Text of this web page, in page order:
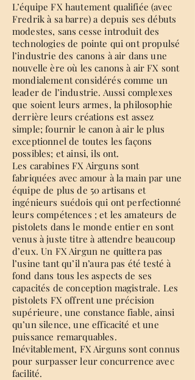
L’équipe FX hautement qualifiée (avec
Fredrik à sa barre) a depuis ses débuts
modestes, sans cesse introduit des
technologies de pointe qui ont propulsé
l’industrie des canons à air dans une
nouvelle ère où les canons à air FX sont
mondialement considérés comme un
leader de l’industrie. Aussi complexes
que soient leurs armes, la philosophie
derrière leurs créations est assez
simple; fournir le canon à air le plus
exceptionnel de toutes les façons
possibles; et ainsi, ils ont.
Les carabines FX Airguns sont
fabriquées avec amour à la main par une
équipe de plus de 50 artisans et
ingénieurs suédois qui ont perfectionné
leurs compétences ; et les amateurs de
pistolets dans le monde entier en sont
venus à juste titre à attendre beaucoup
d’eux. Un FX Airgun ne quittera pas
l’usine tant qu’il n’aura pas été testé à
fond dans tous les aspects de ses
capacités de conception magistrale. Les
pistolets FX offrent une précision
supérieure, une constance fiable, ainsi
qu’un silence, une efficacité et une
puissance remarquables.
Inévitablement, FX Airguns sont connus
pour surpasser leur concurrence avec
facilité.